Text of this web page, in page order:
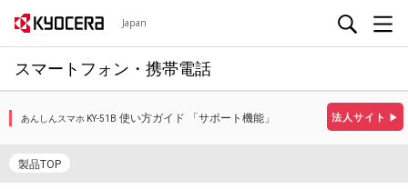
Japan
スマートフォン・携帯電話
法人サイト ▶
あんしんスマホ KY-51B 使い方ガイド 「サポート機能」
製品TOP